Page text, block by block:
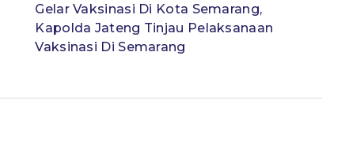
Gelar Vaksinasi Di Kota Semarang,
Kapolda Jateng Tinjau Pelaksanaan
Vaksinasi Di Semarang